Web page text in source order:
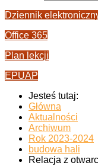
Dziennik
Office 365
Plan lekcji
EPUAP
Jesteś tutaj:
Główna
Aktualności
Archiwum
Rok 2023-2024
budowa hali
Relacja z